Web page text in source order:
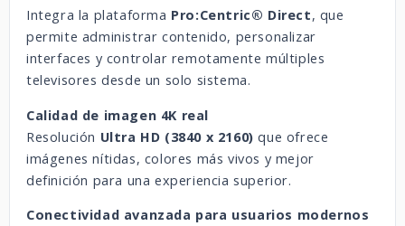
Integra la plataforma Pro:Centric® Direct, que
permite administrar contenido, personalizar
interfaces y controlar remotamente múltiples
televisores desde un solo sistema.
Calidad de imagen 4K real
Resolución Ultra HD (3840 x 2160) que ofrece
imágenes nítidas, colores más vivos y mejor
definición para una experiencia superior.
Conectividad avanzada para usuarios modernos